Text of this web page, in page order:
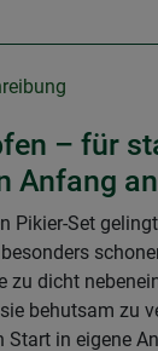
– für
Anfang an
Pikier-Set
zu dicht
behutsam zu
Start in eigene